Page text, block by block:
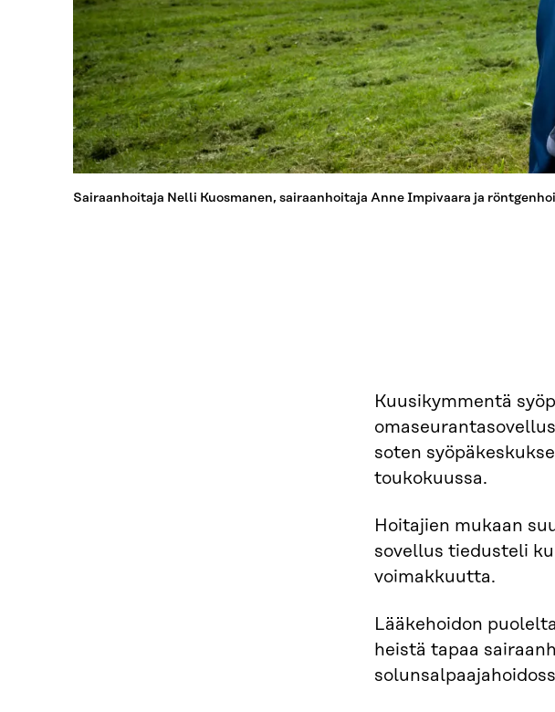
Sairaanhoitaja Nelli Kuosmanen, sairaanhoitaja Anne Impivaara ja
Kuusikymmentä
soten
toukokuussa.
Hoitajien mukaan
sovellus tiedusteli
voimakkuutta.
Lääkehoidon
heistä tapaa